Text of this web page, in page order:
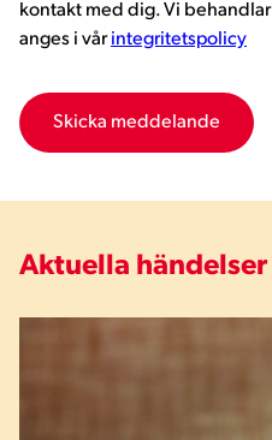
kontakt med dig. Vi
anges i vårintegritetspolicy
Aktuella händelser